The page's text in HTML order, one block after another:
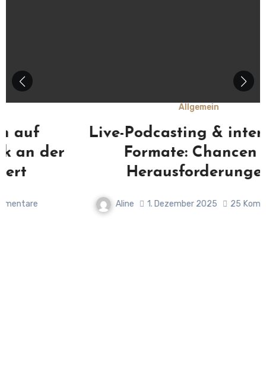
Live-Podcasting & interaktive
Formate: Chancen &
Herausforderungen
1. Dezember 2025 25 Kommentare